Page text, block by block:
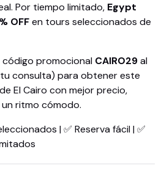
Por tiempo limitado, Egypt
OFFen tours seleccionados de
código promocional CAIRO29al
consulta) para obtener este
El Cairo con mejor precio,
ritmo cómodo.
| ✅ Reserva fácil | ✅